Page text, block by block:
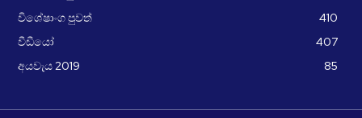
විශේෂාංග පුවත්
410
වීඩීයෝ
407
අයවැය 2019
85